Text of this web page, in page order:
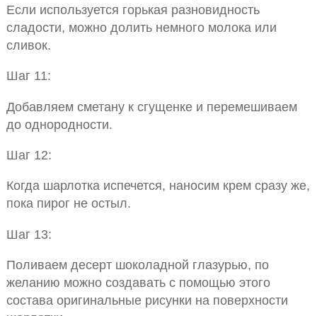
Если используется горькая разновидность
сладости, можно долить немного молока или
сливок.
Шаг 11:
Добавляем сметану к сгущенке и перемешиваем
до однородности.
Шаг 12:
Когда шарлотка испечется, наносим крем сразу же,
пока пирог не остыл.
Шаг 13:
Поливаем десерт шоколадной глазурью, по
желанию можно создавать с помощью этого
состава оригинальные рисунки на поверхности